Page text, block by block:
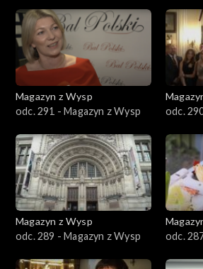
Magazyn z Wysp
odc. 291 - Magazyn z Wysp
odc.
Magazyn z Wysp
odc. 289 - Magazyn z Wysp
odc.